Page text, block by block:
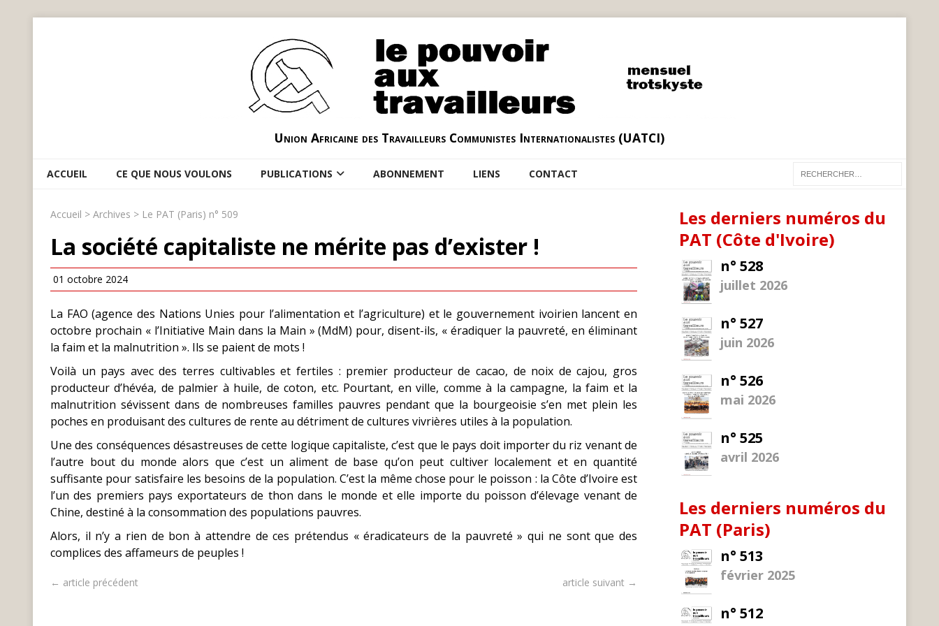
Union Africaine des Travailleurs Communistes Internationalistes (UATCI)
ACCUEIL CE QUE NOUS VOULONS PUBLICATIONS ABONNEMENT LIENS CONTACT
Accueil > Archives > Le PAT (Paris) n° 509
La société capitaliste ne mérite pas d’exister !
01 octobre 2024
La FAO (agence des Nations Unies pour l’alimentation et l’agriculture) et le gouvernement ivoirien lancent en
octobre prochain « l’Initiative Main dans la Main » (MdM) pour, disent-ils, « éradiquer la pauvreté, en éliminant
la faim et la malnutrition ». Ils se paient de mots !
Voilà un pays avec des terres cultivables et fertiles : premier producteur de cacao, de noix de cajou, gros
producteur d’hévéa, de palmier à huile, de coton, etc. Pourtant, en ville, comme à la campagne, la faim et la
malnutrition sévissent dans de nombreuses familles pauvres pendant que la bourgeoisie s’en met plein les
poches en produisant des cultures de rente au détriment de cultures vivrières utiles à la population.
Une des conséquences désastreuses de cette logique capitaliste, c’est que le pays doit importer du riz venant de
l’autre bout du monde alors que c’est un aliment de base qu’on peut cultiver localement et en quantité
suffisante pour satisfaire les besoins de la population. C’est la même chose pour le poisson : la Côte d’Ivoire est
l’un des premiers pays exportateurs de thon dans le monde et elle importe du poisson d’élevage venant de
Chine, destiné à la consommation des populations pauvres.
Alors, il n’y a rien de bon à attendre de ces prétendus « éradicateurs de la pauvreté » qui ne sont que des
complices des affameurs de peuples !
← article précédent article suivant →
Les derniers numéros du
PAT (Côte d'Ivoire)
n° 528
juillet 2026
n° 527
juin 2026
n° 526
mai 2026
n° 525
avril 2026
Les derniers numéros du
PAT (Paris)
n° 513
février 2025
n° 512